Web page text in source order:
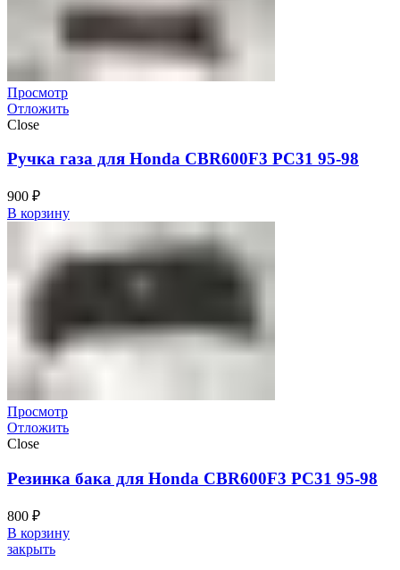
Просмотр
Отложить
Close
Ручка газа для Honda CBR600F3 PC31 95-98
900 ₽
В корзину
Просмотр
Отложить
Close
Резинка бака для Honda CBR600F3 PC31 95-98
800 ₽
В корзину
закрыть